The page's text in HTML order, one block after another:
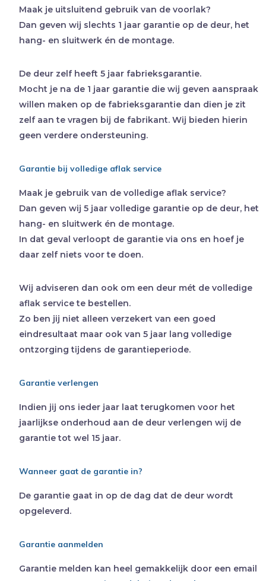
Maak je uitsluitend gebruik van de voorlak?
Dan geven wij slechts 1 jaar garantie op de deur, het
hang- en sluitwerk én de montage.
De deur zelf heeft 5 jaar fabrieksgarantie.
Mocht je na de 1 jaar garantie die wij geven aanspraak
willen maken op de fabrieksgarantie dan dien je zit
zelf aan te vragen bij de fabrikant. Wij bieden hierin
geen verdere ondersteuning.
Garantie bij volledige aflak service
Maak je gebruik van de volledige aflak service?
Dan geven wij 5 jaar volledige garantie op de deur, het
hang- en sluitwerk én de montage.
In dat geval verloopt de garantie via ons en hoef je
daar zelf niets voor te doen.
Wij adviseren dan ook om een deur mét de volledige
aflak service te bestellen.
Zo ben jij niet alleen verzekert van een goed
eindresultaat maar ook van 5 jaar lang volledige
ontzorging tijdens de garantieperiode.
Garantie verlengen
Indien jij ons ieder jaar laat terugkomen voor het
jaarlijkse onderhoud aan de deur verlengen wij de
garantie tot wel 15 jaar.
Wanneer gaat de garantie in?
De garantie gaat in op de dag dat de deur wordt
opgeleverd.
Garantie aanmelden
Garantie melden kan heel gemakkelijk door een email